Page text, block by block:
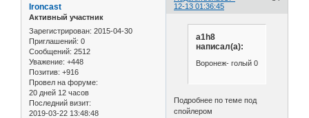
12-13 01:36:45
Ironcast
Активный участник
Зарегистрирован: 2015-04-30
Приглашений: 0
Сообщений: 2512
Уважение: +448
Позитив: +916
Провел на форуме:
20 дней 12 часов
Последний визит:
2019-03-22 13:48:48
a1h8
написал(а):
Воронеж- голый 0
Подробнее по теме под
спойлером